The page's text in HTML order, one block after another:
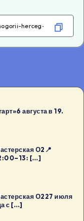
TelegramWhatsApp
августа в 19.
О2📍
[…]
О227 июля
с […]